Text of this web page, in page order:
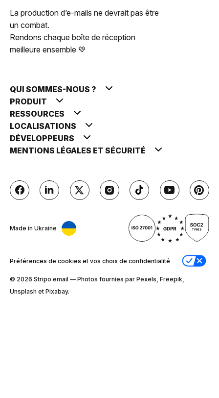
La production d’e-mails ne devrait pas être
un combat.
Rendons chaque boîte de réception
meilleure ensemble 💚
QUI SOMMES-NOUS ?
PRODUIT
RESSOURCES
LOCALISATIONS
DÉVELOPPEURS
MENTIONS LÉGALES ET SÉCURITÉ
Made in Ukraine
Préférences de cookies et vos choix de confidentialité
© 2026 Stripо.email — Photos fournies par Pexels, Freepik,
Unsplash et Pixabay.